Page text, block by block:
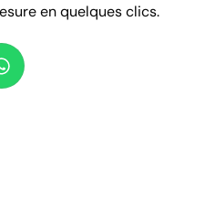
en quelques clics.